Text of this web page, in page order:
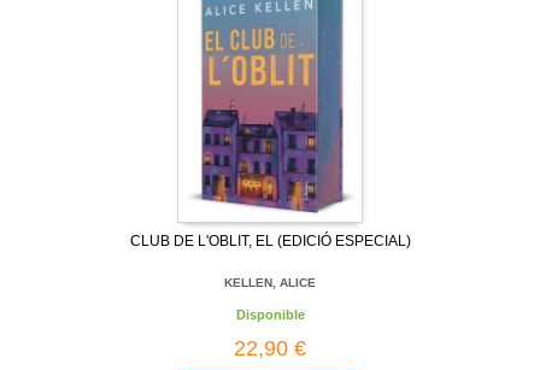
CLUB DE L'OBLIT, EL (EDICIÓ ESPECIAL)
KELLEN, ALICE
Disponible
22,90 €